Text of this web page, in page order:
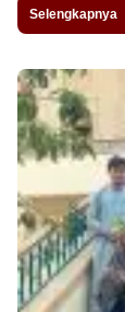
Selengkapnya